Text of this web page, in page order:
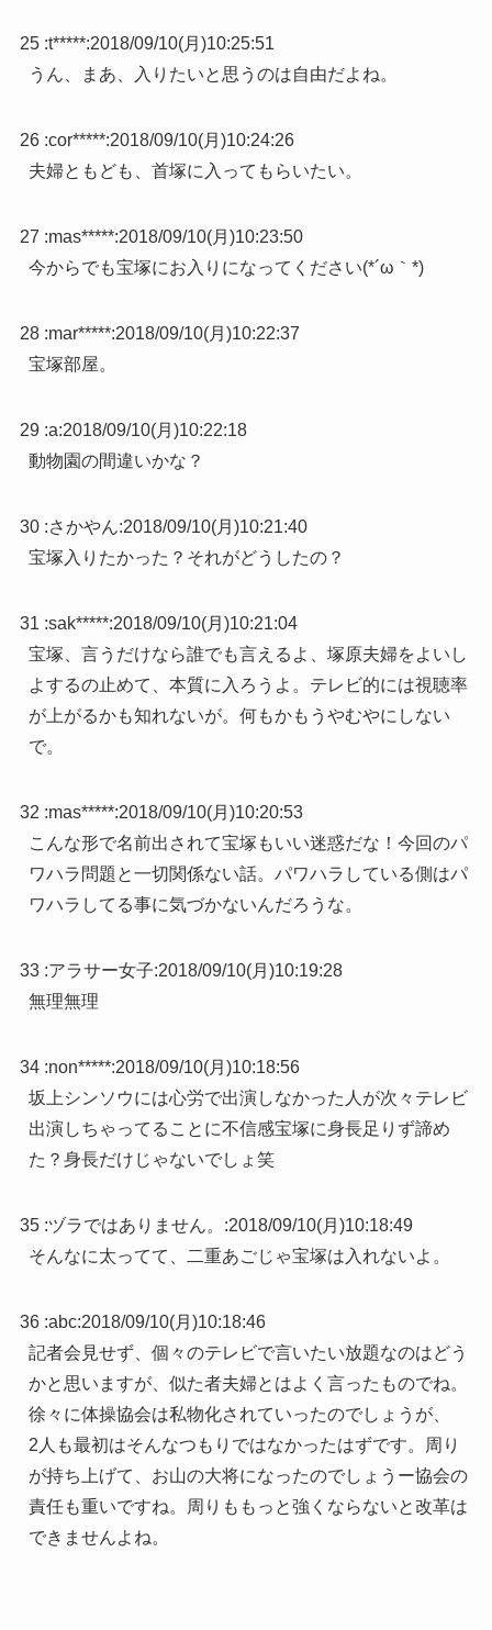
25 :t*****:2018/09/10(月)10:25:51
うん、まあ、入りたいと思うのは自由だよね。
26 :cor*****:2018/09/10(月)10:24:26
夫婦ともども、首塚に入ってもらいたい。
27 :mas*****:2018/09/10(月)10:23:50
今からでも宝塚にお入りになってください(*´ω｀*)
28 :mar*****:2018/09/10(月)10:22:37
宝塚部屋。
29 :a:2018/09/10(月)10:22:18
動物園の間違いかな？
30 :さかやん:2018/09/10(月)10:21:40
宝塚入りたかった？それがどうしたの？
31 :sak*****:2018/09/10(月)10:21:04
宝塚、言うだけなら誰でも言えるよ、塚原夫婦をよいし
よするの止めて、本質に入ろうよ。テレビ的には視聴率
が上がるかも知れないが。何もかもうやむやにしない
で。
32 :mas*****:2018/09/10(月)10:20:53
こんな形で名前出されて宝塚もいい迷惑だな！今回のパ
ワハラ問題と一切関係ない話。パワハラしている側はパ
ワハラしてる事に気づかないんだろうな。
33 :アラサー女子:2018/09/10(月)10:19:28
無理無理
34 :non*****:2018/09/10(月)10:18:56
坂上シンソウには心労で出演しなかった人が次々テレビ
出演しちゃってることに不信感宝塚に身長足りず諦め
た？身長だけじゃないでしょ笑
35 :ヅラではありません。 :2018/09/10(月)10:18:49
そんなに太ってて、二重あごじゃ宝塚は入れないよ。
36 :abc:2018/09/10(月)10:18:46
記者会見せず、個々のテレビで言いたい放題なのはどう
かと思いますが、似た者夫婦とはよく言ったものでね。
徐々に体操協会は私物化されていったのでしょうが、
2人も最初はそんなつもりではなかったはずです。周り
が持ち上げて、お山の大将になったのでしょうー協会の
責任も重いですね。周りももっと強くならないと改革は
できませんよね。